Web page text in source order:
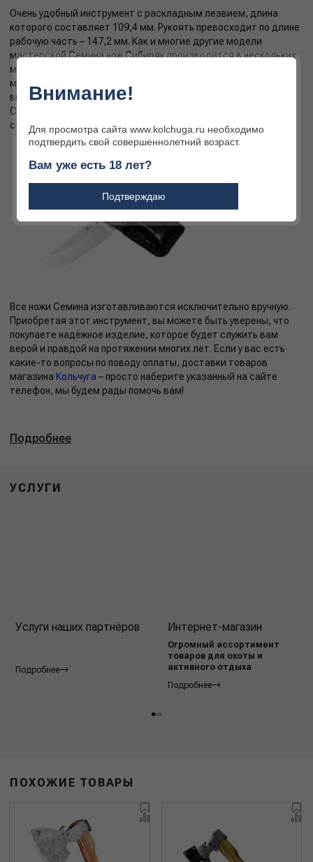
Очень удобный инструмент с раскладным лезвием, длина
которого составляет 109,4 мм. Рукоять превосходит по длине
рабочую часть – 147,2 мм. Как и многие другие модели
мастерской Семина нож Сибиряк производится в нескольких
материалах. Для изготовления клинка используется сталь
марок D2, VG-10, AUS-10, каждая из них характеризуется
высокой прочностью и твёрдостью. Для отделки рукояти
Сибиряка применяют пластик G-10 различного окраса либо
стабилизированные породы дерева.
Все ножи Семина изготавливаются исключительно вручную.
Приобретая этот инструмент, вы можете быть уверены, что
покупаете надёжное изделие, которое будет служить вам
верой и правдой на протяжении многих лет. Если у вас есть
какие-то вопросы по поводу оплаты, доставки товаров
магазина Кольчуга – просто наберите указанный на сайте
телефон, мы будем рады помочь вам!
Подробнее
УСЛУГИ
Услуги наших партнёров
Подробнее
Интернет-магазин
Огромный ассортимент
товаров для охоты и
активного отдыха
Подробнее
ПОХОЖИЕ ТОВАРЫ
Внимание!
Для просмотра сайта www.kolchuga.ru необходимо
подтвердить свой совершеннолетний возраст.
Вам уже есть 18 лет?
Подтверждаю